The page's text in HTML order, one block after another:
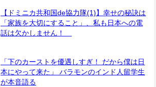
【ドミニカ共和国de協力隊(1)】幸せの秘訣は
「家族を大切にすること」、私も日本への電
話は欠かしません！
「下のカーストを優遇しすぎ！ だから僕は日
本にやって来た」 バラモンのインド人留学生
が本音語る